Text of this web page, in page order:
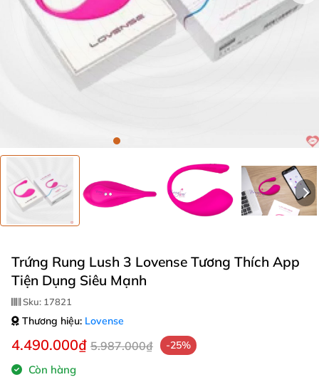
Trứng Rung Lush 3 Lovense Tương Thích App
Tiện Dụng Siêu Mạnh
Sku: 17821
Thương hiệu: Lovense
4.490.000₫ 5.987.000₫ -25%
Còn hàng